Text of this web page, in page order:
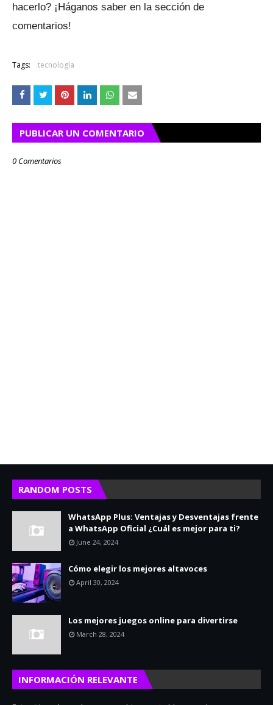
hacerlo? ¡Háganos saber en la sección de
comentarios!
Tags: tecnología
PUBLICAR UN COMENTARIO
0 Comentarios
RANDOM POSTS
WhatsApp Plus: Ventajas y Desventajas frente
a WhatsApp Oficial ¿Cuál es mejor para ti?
June 24, 2024
Cómo elegir los mejores altavoces
April 30, 2024
Los mejores juegos online para divertirse
March 28, 2024
INFORMACIÓN RELEVANTE